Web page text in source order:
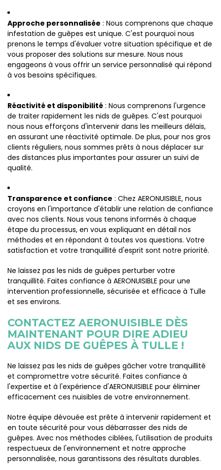
Approche personnalisée : Nous comprenons que chaque
infestation de guêpes est unique. C'est pourquoi nous
prenons le temps d'évaluer votre situation spécifique et de
vous proposer des solutions sur mesure. Nous nous
engageons à vous offrir un service personnalisé qui répond
à vos besoins spécifiques.
Réactivité et disponibilité : Nous comprenons l'urgence
de traiter rapidement les nids de guêpes. C'est pourquoi
nous nous efforçons d'intervenir dans les meilleurs délais,
en assurant une réactivité optimale. De plus, pour nos gros
clients réguliers, nous sommes prêts à nous déplacer sur
des distances plus importantes pour assurer un suivi de
qualité.
Transparence et confiance : Chez AERONUISIBLE, nous
croyons en l'importance d'établir une relation de confiance
avec nos clients. Nous vous tenons informés à chaque
étape du processus, en vous expliquant en détail nos
méthodes et en répondant à toutes vos questions. Votre
satisfaction et votre tranquillité d'esprit sont notre priorité.
Ne laissez pas les nids de guêpes perturber votre
tranquillité. Faites confiance à AERONUISIBLE pour une
intervention professionnelle, sécurisée et efficace à Tulle
et ses environs.
CONTACTEZ AERONUISIBLE DÈS
MAINTENANT POUR DIRE ADIEU
AUX NIDS DE GUÊPES À TULLE !
Ne laissez pas les nids de guêpes gâcher votre tranquillité
et compromettre votre sécurité. Faites confiance à
l'expertise et à l'expérience d'AERONUISIBLE pour éliminer
efficacement ces nuisibles de votre environnement.
Notre équipe dévouée est prête à intervenir rapidement et
en toute sécurité pour vous débarrasser des nids de
guêpes. Avec nos méthodes ciblées, l'utilisation de produits
respectueux de l'environnement et notre approche
personnalisée, nous garantissons des résultats durables.